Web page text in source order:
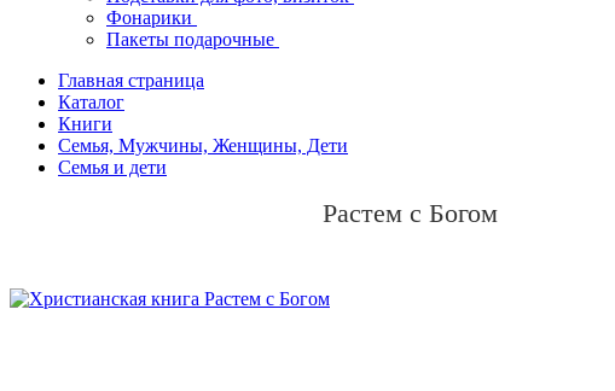
Фонарики
Пакеты подарочные
Главная страница
Каталог
Книги
Семья, Мужчины, Женщины, Дети
Семья и дети
Растем с Богом